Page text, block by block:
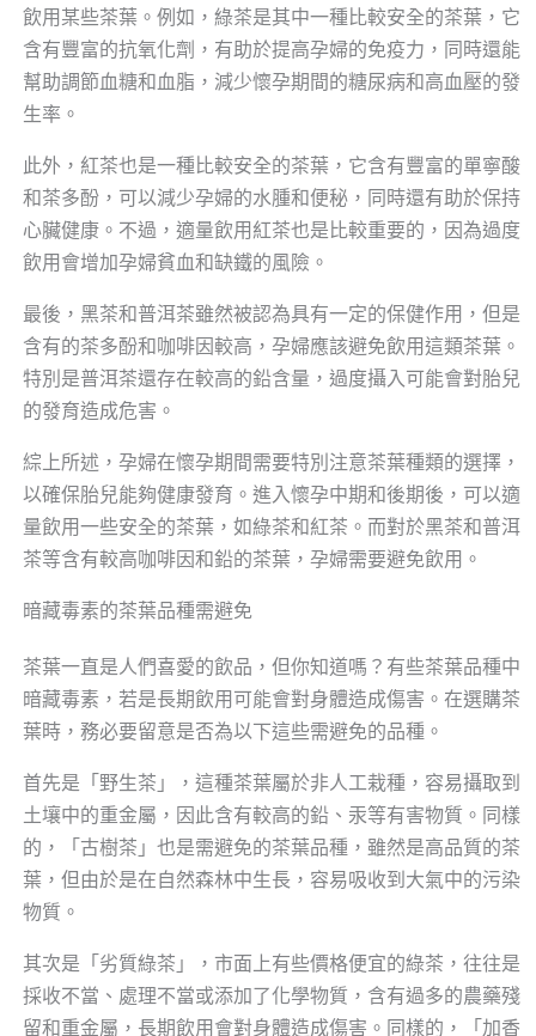
飲用某些茶葉。例如，綠茶是其中一種比較安全的茶葉，它
含有豐富的抗氧化劑，有助於提高孕婦的免疫力，同時還能
幫助調節血糖和血脂，減少懷孕期間的糖尿病和高血壓的發
生率。
此外，紅茶也是一種比較安全的茶葉，它含有豐富的單寧酸
和茶多酚，可以減少孕婦的水腫和便秘，同時還有助於保持
心臟健康。不過，適量飲用紅茶也是比較重要的，因為過度
飲用會增加孕婦貧血和缺鐵的風險。
最後，黑茶和普洱茶雖然被認為具有一定的保健作用，但是
含有的茶多酚和咖啡因較高，孕婦應該避免飲用這類茶葉。
特別是普洱茶還存在較高的鉛含量，過度攝入可能會對胎兒
的發育造成危害。
綜上所述，孕婦在懷孕期間需要特別注意茶葉種類的選擇，
以確保胎兒能夠健康發育。進入懷孕中期和後期後，可以適
量飲用一些安全的茶葉，如綠茶和紅茶。而對於黑茶和普洱
茶等含有較高咖啡因和鉛的茶葉，孕婦需要避免飲用。
暗藏毒素的茶葉品種需避免
茶葉一直是人們喜愛的飲品，但你知道嗎？有些茶葉品種中
暗藏毒素，若是長期飲用可能會對身體造成傷害。在選購茶
葉時，務必要留意是否為以下這些需避免的品種。
首先是「野生茶」，這種茶葉屬於非人工栽種，容易攝取到
土壤中的重金屬，因此含有較高的鉛、汞等有害物質。同樣
的，「古樹茶」也是需避免的茶葉品種，雖然是高品質的茶
葉，但由於是在自然森林中生長，容易吸收到大氣中的污染
物質。
其次是「劣質綠茶」，市面上有些價格便宜的綠茶，往往是
採收不當、處理不當或添加了化學物質，含有過多的農藥殘
留和重金屬，長期飲用會對身體造成傷害。同樣的，「加香